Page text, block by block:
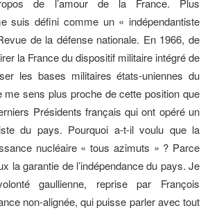
de l’amour de la France. Plus
suis défini comme un « indépendantiste
de la défense nationale. En 1966, de
la France du dispositif militaire intégré de
les bases militaires états-uniennes du
me sens plus proche de cette position que
Présidents français qui ont opéré un
du pays. Pourquoi a-t-il voulu que la
nucléaire « tous azimuts » ? Parce
la garantie de l’indépendance du pays. Je
gaullienne, reprise par François
non-alignée, qui puisse parler avec tout